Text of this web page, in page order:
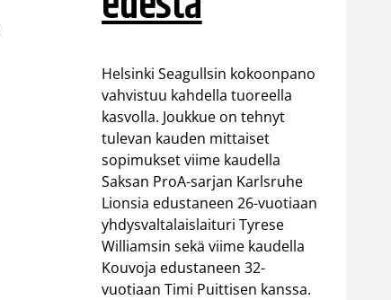
Helsinki Seagullsin kokoonpano
vahvistuu kahdella tuoreella
kasvolla. Joukkue on tehnyt
tulevan kauden mittaiset
sopimukset viime kaudella
Saksan ProA-sarjan Karlsruhe
Lionsia edustaneen 26-vuotiaan
yhdysvaltalaislaituri Tyrese
Williamsin sekä viime kaudella
Kouvoja edustaneen 32-
vuotiaan Timi Puittisen kanssa.